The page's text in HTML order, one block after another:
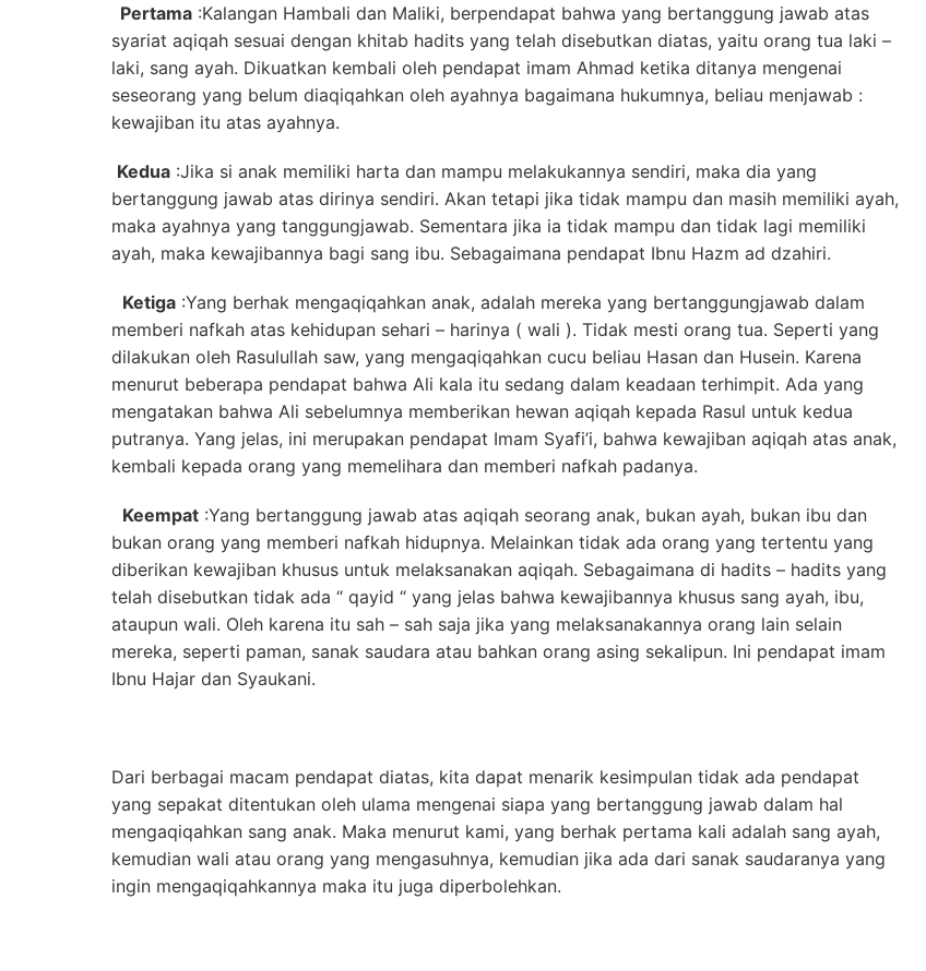
Pertama :Kalangan Hambali dan Maliki, berpendapat bahwa yang bertanggung jawab atas
syariat aqiqah sesuai dengan khitab hadits yang telah disebutkan diatas, yaitu orang tua laki –
laki, sang ayah. Dikuatkan kembali oleh pendapat imam Ahmad ketika ditanya mengenai
seseorang yang belum diaqiqahkan oleh ayahnya bagaimana hukumnya, beliau menjawab :
kewajiban itu atas ayahnya.
Kedua :Jika si anak memiliki harta dan mampu melakukannya sendiri, maka dia yang
bertanggung jawab atas dirinya sendiri. Akan tetapi jika tidak mampu dan masih memiliki ayah,
maka ayahnya yang tanggungjawab. Sementara jika ia tidak mampu dan tidak lagi memiliki
ayah, maka kewajibannya bagi sang ibu. Sebagaimana pendapat Ibnu Hazm ad dzahiri.
Ketiga :Yang berhak mengaqiqahkan anak, adalah mereka yang bertanggungjawab dalam
memberi nafkah atas kehidupan sehari – harinya ( wali ). Tidak mesti orang tua. Seperti yang
dilakukan oleh Rasulullah saw, yang mengaqiqahkan cucu beliau Hasan dan Husein. Karena
menurut beberapa pendapat bahwa Ali kala itu sedang dalam keadaan terhimpit. Ada yang
mengatakan bahwa Ali sebelumnya memberikan hewan aqiqah kepada Rasul untuk kedua
putranya. Yang jelas, ini merupakan pendapat Imam Syafi’i, bahwa kewajiban aqiqah atas anak,
kembali kepada orang yang memelihara dan memberi nafkah padanya.
Keempat :Yang bertanggung jawab atas aqiqah seorang anak, bukan ayah, bukan ibu dan
bukan orang yang memberi nafkah hidupnya. Melainkan tidak ada orang yang tertentu yang
diberikan kewajiban khusus untuk melaksanakan aqiqah. Sebagaimana di hadits – hadits yang
telah disebutkan tidak ada “ qayid “ yang jelas bahwa kewajibannya khusus sang ayah, ibu,
ataupun wali. Oleh karena itu sah – sah saja jika yang melaksanakannya orang lain selain
mereka, seperti paman, sanak saudara atau bahkan orang asing sekalipun. Ini pendapat imam
Ibnu Hajar dan Syaukani.
Dari berbagai macam pendapat diatas, kita dapat menarik kesimpulan tidak ada pendapat
yang sepakat ditentukan oleh ulama mengenai siapa yang bertanggung jawab dalam hal
mengaqiqahkan sang anak. Maka menurut kami, yang berhak pertama kali adalah sang ayah,
kemudian wali atau orang yang mengasuhnya, kemudian jika ada dari sanak saudaranya yang
ingin mengaqiqahkannya maka itu juga diperbolehkan.